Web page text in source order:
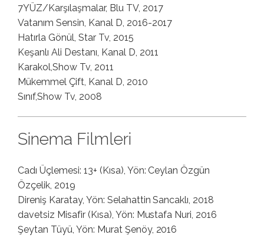
7YÜZ/Karşılaşmalar, Blu TV, 2017
Vatanım Sensin, Kanal D, 2016-2017
Hatırla Gönül, Star Tv, 2015
Keşanlı Ali Destanı, Kanal D, 2011
Karakol,Show Tv, 2011
Mükemmel Çift, Kanal D, 2010
Sınıf,Show Tv, 2008
Sinema Filmleri
Cadı Üçlemesi: 13+ (Kısa), Yön: Ceylan Özgün
Özçelik, 2019
Direniş Karatay, Yön: Selahattin Sancaklı, 2018
davetsiz Misafir (Kısa), Yön: Mustafa Nuri, 2016
Şeytan Tüyü, Yön: Murat Şenöy, 2016